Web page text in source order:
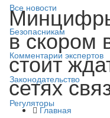
Все новости
Безопасникам
Комментарии экспертов
Законодательство
Регуляторы
в скором
стоит
сетях
Главная